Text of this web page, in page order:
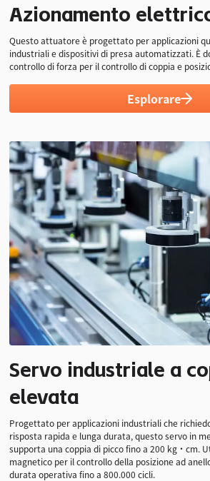
Azionamento
Questo attuatore è progettato per applicazioni
industriali e dispositivi di presa automatizzati. È
controllo di forza per il controllo di coppia e
Esplorare
30 mm
Corsa massima
1900N・cm
Forza di taglio di
picco
Servo industriale a
elevata
Progettato per applicazioni industriali che
risposta rapida e lunga durata, questo servo in
supporta una coppia di picco fino a 200 kg·cm.
magnetico per il controllo della posizione ad
durata operativa fino a 800.000 cicli.
360°
Angolo di lavoro
controllabile
200 kg·cm